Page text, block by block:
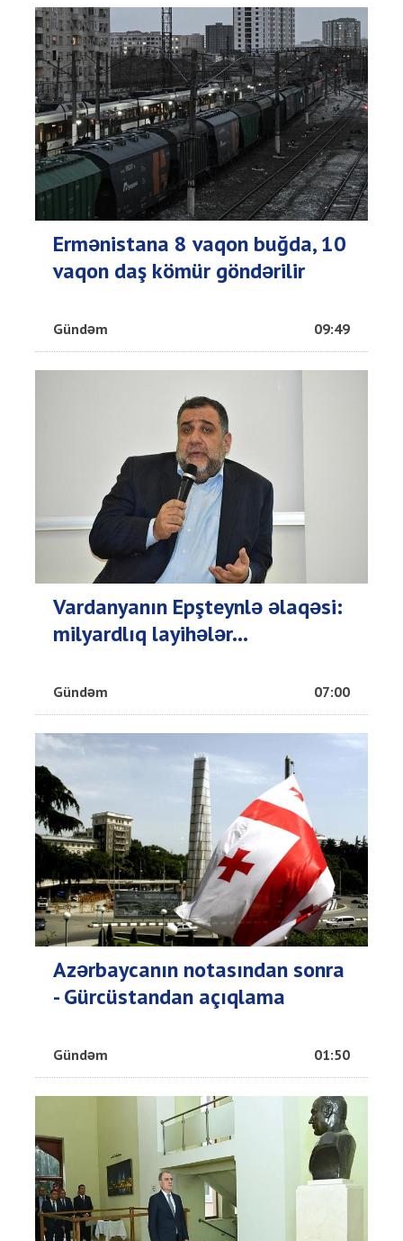
Ermənistana 8 vaqon buğda, 10
vaqon daş kömür göndərilir
Gündəm 09:49
Vardanyanın Epşteynlə əlaqəsi:
milyardlıq layihələr...
Gündəm 07:00
Azərbaycanın notasından sonra
- Gürcüstandan açıqlama
Gündəm 01:50